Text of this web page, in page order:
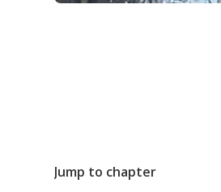
Jump to chapter